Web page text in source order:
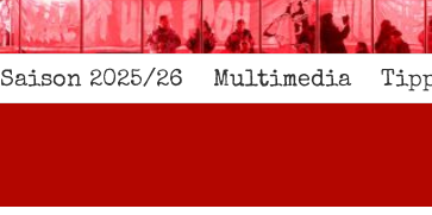
Saison 2025/26 Multimedia